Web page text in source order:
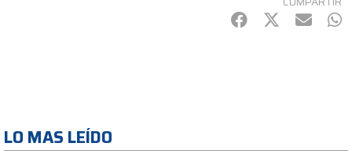
Facebook
Twitter
mail
LO MAS LEÍDO